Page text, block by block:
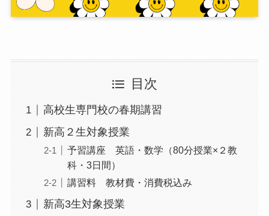
目次
高校生専門校の春期講習
新高２生対象授業
予習講座 英語・数学（80分授業×２教
科・3日間）
講習料 教材費・消費税込み
新高3生対象授業